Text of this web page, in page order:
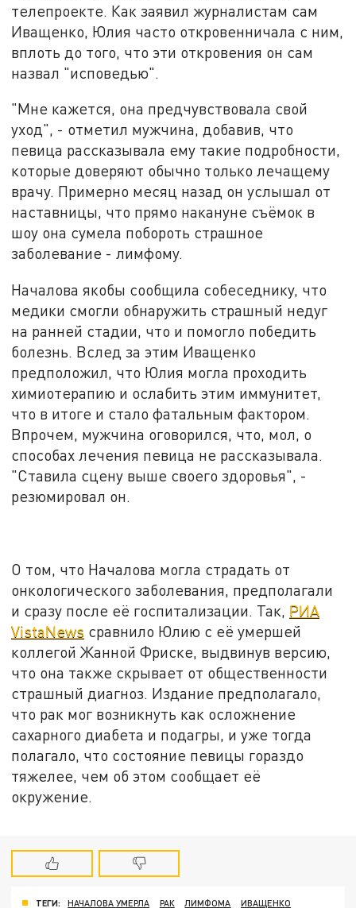
телепроекте. Как заявил журналистам сам
Иващенко, Юлия часто откровенничала с ним,
вплоть до того, что эти откровения он сам
назвал "исповедью".
"Мне кажется, она предчувствовала свой
уход", - отметил мужчина, добавив, что
певица рассказывала ему такие подробности,
которые доверяют обычно только лечащему
врачу. Примерно месяц назад он услышал от
наставницы, что прямо накануне съёмок в
шоу она сумела побороть страшное
заболевание - лимфому.
Началова якобы сообщила собеседнику, что
медики смогли обнаружить страшный недуг
на ранней стадии, что и помогло победить
болезнь. Вслед за этим Иващенко
предположил, что Юлия могла проходить
химиотерапию и ослабить этим иммунитет,
что в итоге и стало фатальным фактором.
Впрочем, мужчина оговорился, что, мол, о
способах лечения певица не рассказывала.
"Ставила сцену выше своего здоровья", -
резюмировал он.
О том, что Началова могла страдать от
онкологического заболевания, предполагали
и сразу после её госпитализации. Так, РИА
VistaNews сравнило Юлию с её умершей
коллегой Жанной Фриске, выдвинув версию,
что она также скрывает от общественности
страшный диагноз. Издание предполагало,
что рак мог возникнуть как осложнение
сахарного диабета и подагры, и уже тогда
полагало, что состояние певицы гораздо
тяжелее, чем об этом сообщает её
окружение.
ТЕГИ: НАЧАЛОВА УМЕРЛА РАК ЛИМФОМА
ИВАЩЕНКО